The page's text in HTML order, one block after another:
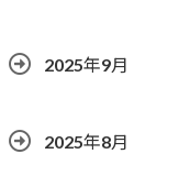
2025年9月
2025年8月